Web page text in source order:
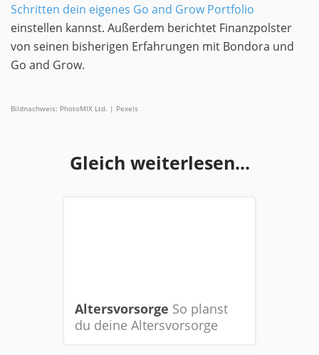
Schritten dein eigenes Go and Grow Portfolio
einstellen kannst. Außerdem berichtet Finanzpolster
von seinen bisherigen Erfahrungen mit Bondora und
Go and Grow.
Bildnachweis: PhotoMIX Ltd. | Pexels
Gleich weiterlesen...
Altersvorsorge So planst
du deine Altersvorsorge